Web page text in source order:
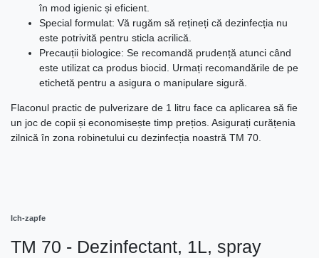
în mod igienic și eficient.
Special formulat: Vă rugăm să rețineți că dezinfecția nu
este potrivită pentru sticla acrilică.
Precauții biologice: Se recomandă prudență atunci când
este utilizat ca produs biocid. Urmați recomandările de pe
etichetă pentru a asigura o manipulare sigură.
Flaconul practic de pulverizare de 1 litru face ca aplicarea să fie
un joc de copii și economisește timp prețios. Asigurați curățenia
zilnică în zona robinetului cu dezinfecția noastră TM 70.
Ich-zapfe
TM 70 - Dezinfectant, 1L, spray